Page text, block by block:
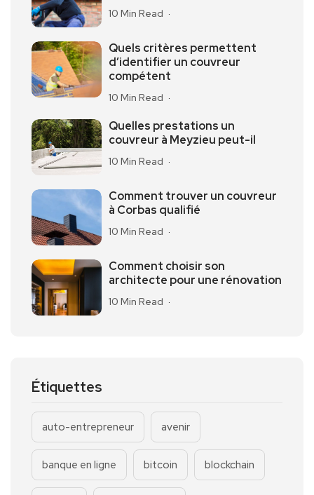
10 Min Read
Quels critères permettent
d’identifier un couvreur
compétent
10 Min Read
Quelles prestations un
couvreur à Meyzieu peut-il
10 Min Read
Comment trouver un couvreur
à Corbas qualifié
10 Min Read
Comment choisir son
architecte pour une rénovation
10 Min Read
Étiquettes
auto-entrepreneur avenir
banque en ligne bitcoin blockchain